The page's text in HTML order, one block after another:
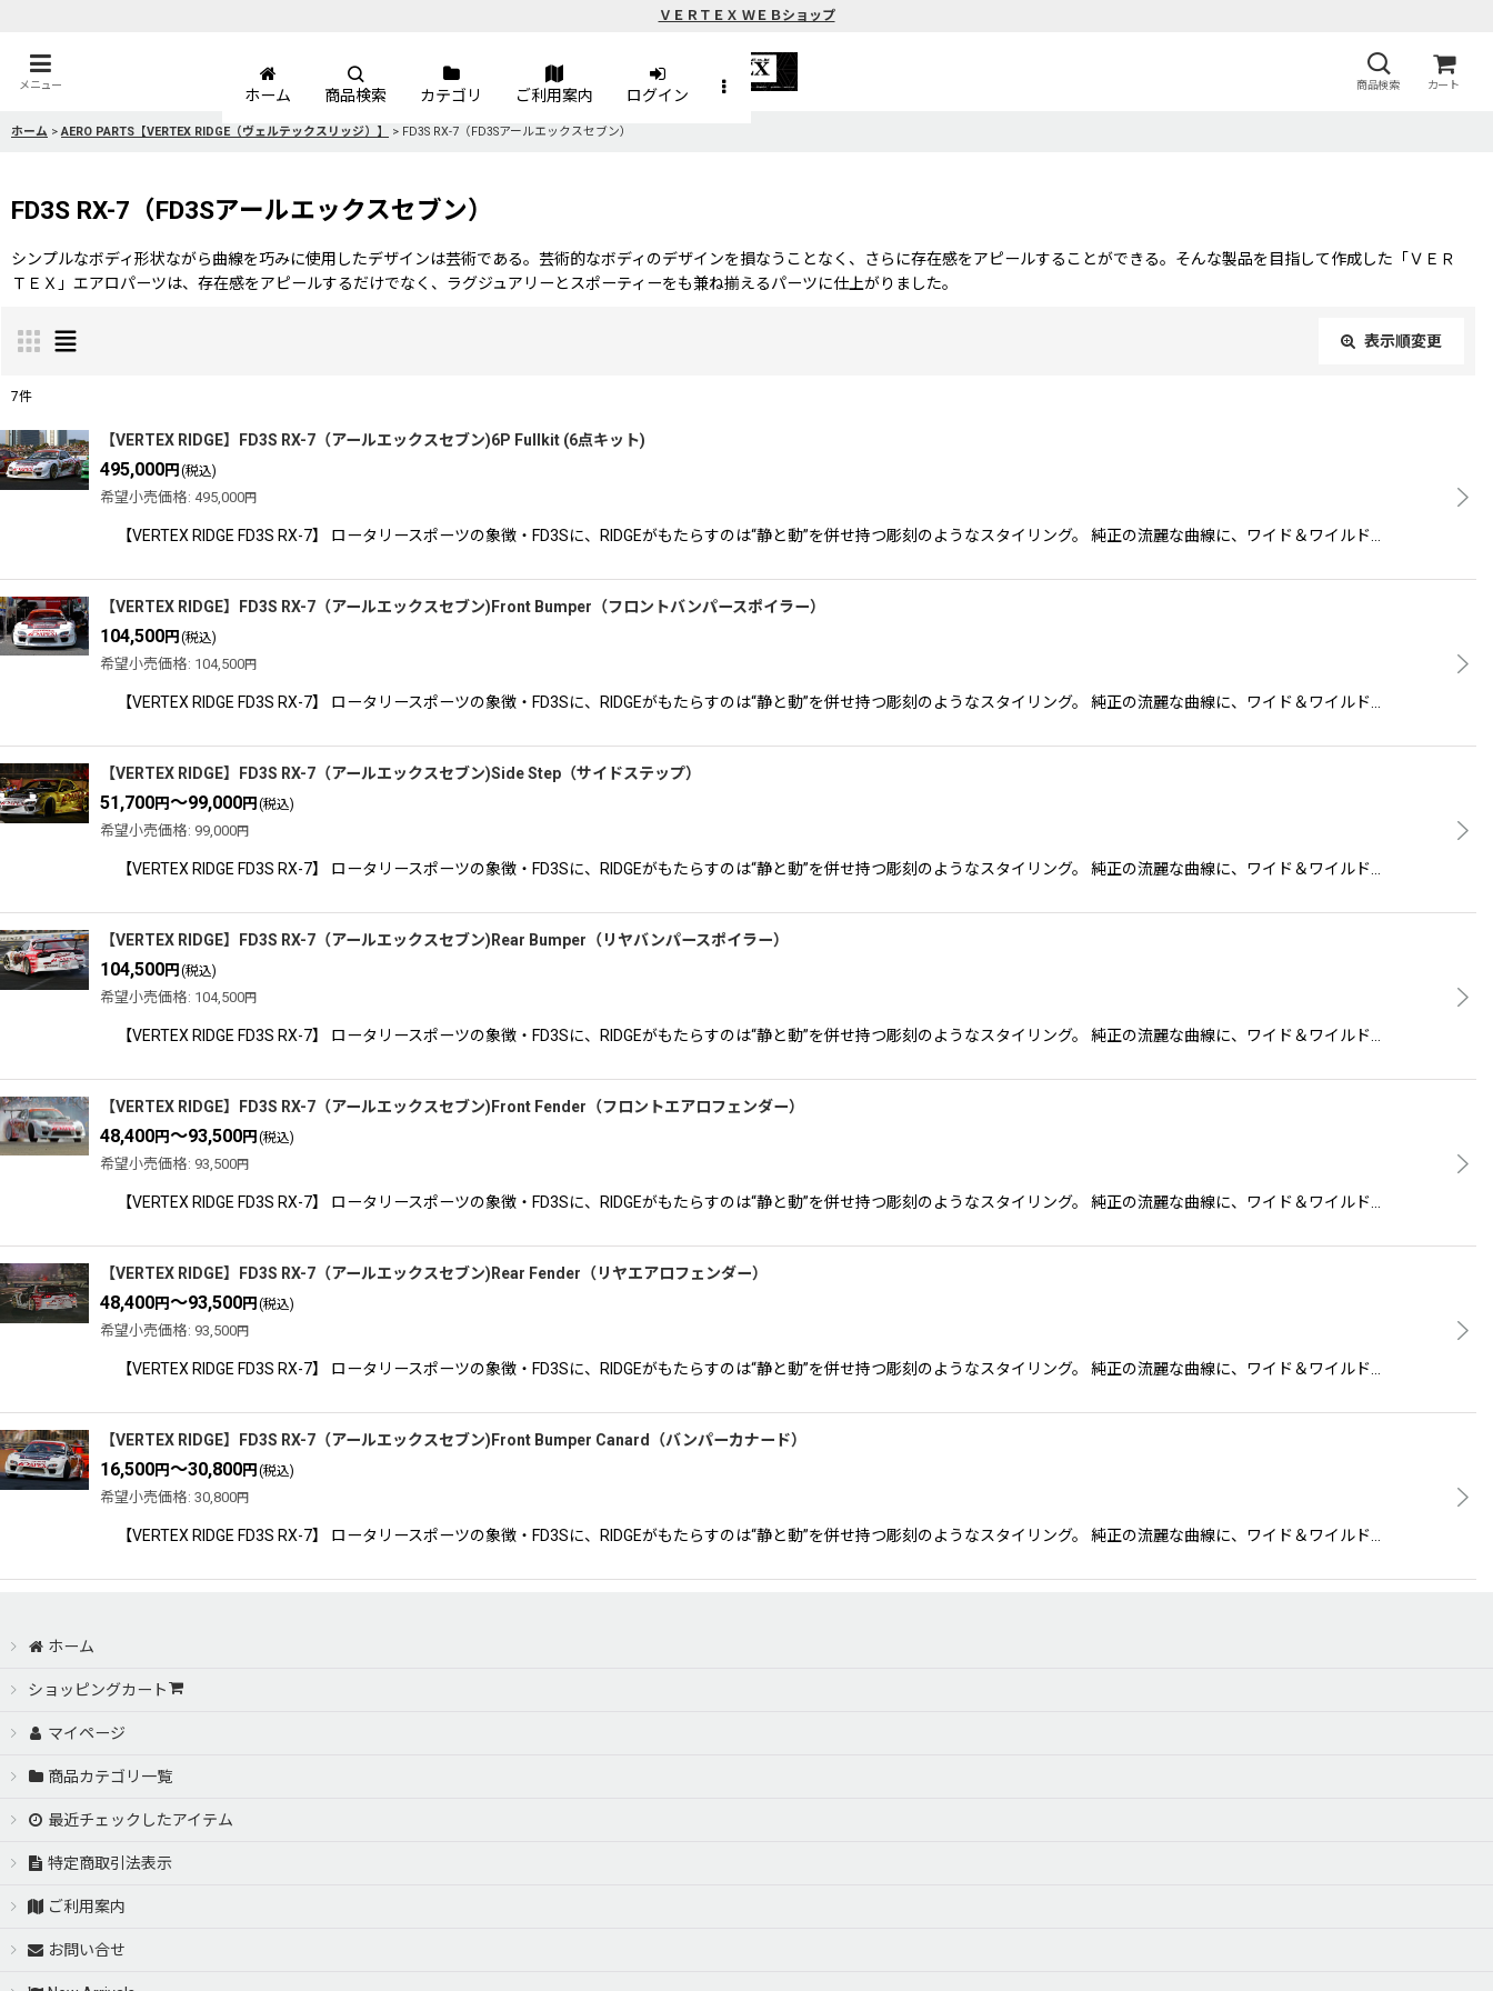
ＶＥＲＴＥＸ ＷＥＢショップ
メニュー 商品検索 カート
ホーム 商品検索 カテゴリ ご利用案内 ログイン
ホーム > AERO PARTS【VERTEX RIDGE（ヴェルテックスリッジ）】 > FD3S RX-7（FD3Sアールエックスセブン）
FD3S RX-7（FD3Sアールエックスセブン）
シンプルなボディ形状ながら曲線を巧みに使用したデザインは芸術である。芸術的なボディのデザインを損なうことなく、さらに存在感をアピールすることができる。そんな製品を目指して作成した「ＶＥＲ
ＴＥＸ」エアロパーツは、存在感をアピールするだけでなく、ラグジュアリーとスポーティーをも兼ね揃えるパーツに仕上がりました。
表示順変更
表示数:
7件
【VERTEX RIDGE】FD3S RX-7（アールエックスセブン)6P Fullkit (6点キット)
495,000円 (税込)
希望小売価格: 495,000円
【VERTEX RIDGE FD3S RX-7】 ロータリースポーツの象徴・FD3Sに、RIDGEがもたらすのは“静と動”を併せ持つ彫刻のようなスタイリング。 純正の流麗な曲線に、ワイド＆ワイルド…
【VERTEX RIDGE】FD3S RX-7（アールエックスセブン)Front Bumper（フロントバンパースポイラー）
104,500円 (税込)
希望小売価格: 104,500円
【VERTEX RIDGE FD3S RX-7】 ロータリースポーツの象徴・FD3Sに、RIDGEがもたらすのは“静と動”を併せ持つ彫刻のようなスタイリング。 純正の流麗な曲線に、ワイド＆ワイルド…
【VERTEX RIDGE】FD3S RX-7（アールエックスセブン)Side Step（サイドステップ）
51,700円～99,000円 (税込)
希望小売価格: 99,000円
【VERTEX RIDGE FD3S RX-7】 ロータリースポーツの象徴・FD3Sに、RIDGEがもたらすのは“静と動”を併せ持つ彫刻のようなスタイリング。 純正の流麗な曲線に、ワイド＆ワイルド…
【VERTEX RIDGE】FD3S RX-7（アールエックスセブン)Rear Bumper（リヤバンパースポイラー）
104,500円 (税込)
希望小売価格: 104,500円
【VERTEX RIDGE FD3S RX-7】 ロータリースポーツの象徴・FD3Sに、RIDGEがもたらすのは“静と動”を併せ持つ彫刻のようなスタイリング。 純正の流麗な曲線に、ワイド＆ワイルド…
【VERTEX RIDGE】FD3S RX-7（アールエックスセブン)Front Fender（フロントエアロフェンダー）
48,400円～93,500円 (税込)
希望小売価格: 93,500円
【VERTEX RIDGE FD3S RX-7】 ロータリースポーツの象徴・FD3Sに、RIDGEがもたらすのは“静と動”を併せ持つ彫刻のようなスタイリング。 純正の流麗な曲線に、ワイド＆ワイルド…
【VERTEX RIDGE】FD3S RX-7（アールエックスセブン)Rear Fender（リヤエアロフェンダー）
48,400円～93,500円 (税込)
希望小売価格: 93,500円
【VERTEX RIDGE FD3S RX-7】 ロータリースポーツの象徴・FD3Sに、RIDGEがもたらすのは“静と動”を併せ持つ彫刻のようなスタイリング。 純正の流麗な曲線に、ワイド＆ワイルド…
【VERTEX RIDGE】FD3S RX-7（アールエックスセブン)Front Bumper Canard（バンパーカナード）
16,500円～30,800円 (税込)
希望小売価格: 30,800円
【VERTEX RIDGE FD3S RX-7】 ロータリースポーツの象徴・FD3Sに、RIDGEがもたらすのは“静と動”を併せ持つ彫刻のようなスタイリング。 純正の流麗な曲線に、ワイド＆ワイルド…
ホーム
ショッピングカート
マイページ
商品カテゴリ一覧
最近チェックしたアイテム
特定商取引法表示
ご利用案内
お問い合せ